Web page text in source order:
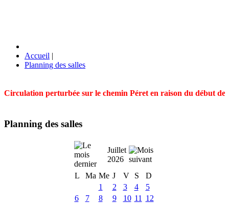
Accueil |
Planning des salles
Circulation perturbée sur le chemin Péret en raison du début
Planning des salles
Juillet
2026
L
Ma Me J V S
D
1
2 3 4
5
6
7 8 9 10 11
12